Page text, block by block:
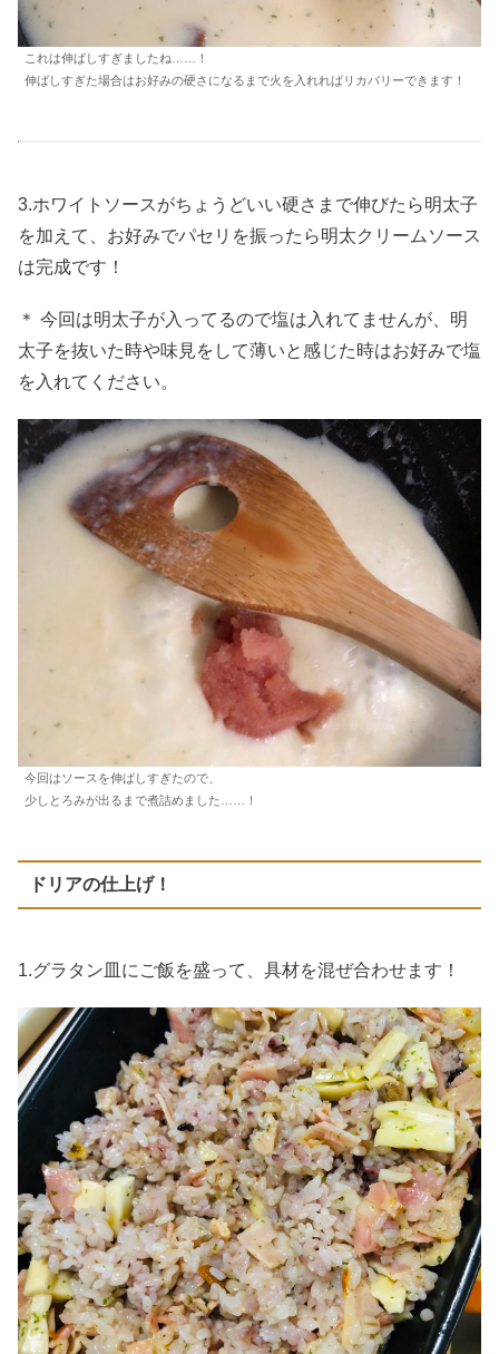
これは伸ばしすぎましたね……！
伸ばしすぎた場合はお好みの硬さになるまで火を入れればリカバリーできます！
3.ホワイトソースがちょうどいい硬さまで伸びたら明太子
を加えて、お好みでパセリを振ったら明太クリームソース
は完成です！
＊ 今回は明太子が入ってるので塩は入れてませんが、明
太子を抜いた時や味見をして薄いと感じた時はお好みで塩
を入れてください。
今回はソースを伸ばしすぎたので、
少しとろみが出るまで煮詰めました……！
ドリアの仕上げ！
1.グラタン皿にご飯を盛って、具材を混ぜ合わせます！